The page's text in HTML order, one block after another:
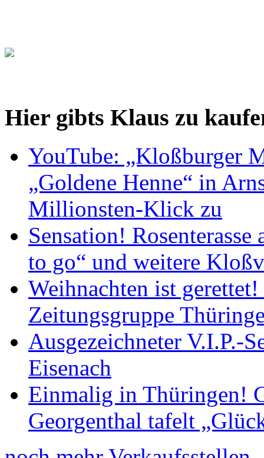
Hier gibts Klaus zu
YouTube: „Kloßburger
„Goldene Henne“ in
Millionsten-Klick zu
Sensation!
to go“ und weitere
Weihnachten ist
Zeitungsgruppe
Ausgezeichneter V.I.P.-
Eisenach
Einmalig in Thüringen!
Georgenthal tafelt